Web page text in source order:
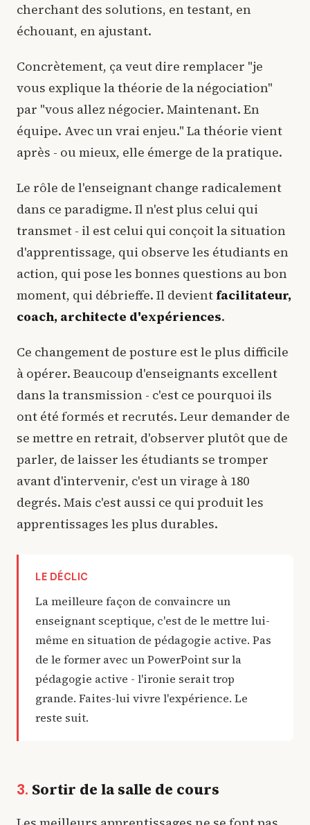
cherchant des solutions, en testant, en
échouant, en ajustant.
Concrètement, ça veut dire remplacer "je
vous explique la théorie de la négociation"
par "vous allez négocier. Maintenant. En
équipe. Avec un vrai enjeu." La théorie vient
après - ou mieux, elle émerge de la pratique.
Le rôle de l'enseignant change radicalement
dans ce paradigme. Il n'est plus celui qui
transmet - il est celui qui conçoit la situation
d'apprentissage, qui observe les étudiants en
action, qui pose les bonnes questions au bon
moment, qui débrieffe. Il devientfacilitateur,
coach, architecte d'expériences.
Ce changement de posture est le plus difficile
à opérer. Beaucoup d'enseignants excellent
dans la transmission - c'est ce pourquoi ils
ont été formés et recrutés. Leur demander de
se mettre en retrait, d'observer plutôt que de
parler, de laisser les étudiants se tromper
avant d'intervenir, c'est un virage à 180
degrés. Mais c'est aussi ce qui produit les
apprentissages les plus durables.
LE DÉCLIC
La meilleure façon de convaincre un
enseignant sceptique, c'est de le mettre lui-
même en situation de pédagogie active. Pas
de le former avec un PowerPoint sur la
pédagogie active - l'ironie serait trop
grande. Faites-lui vivre l'expérience. Le
reste suit.
3. Sortir de la salle de cours